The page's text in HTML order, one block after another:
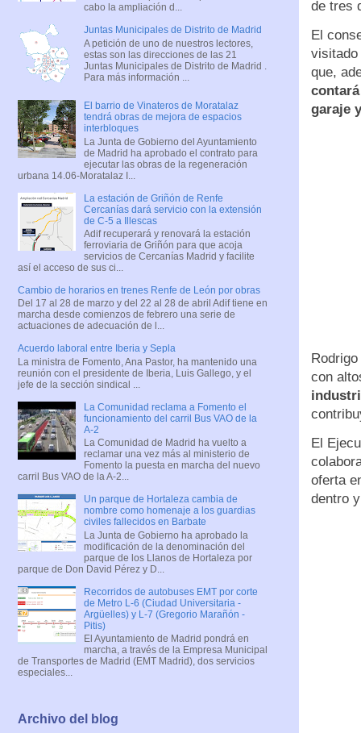
de tres
El
visitado
que,
garaje
con
El
oferta
dentro
cabo la ampliación d...
Juntas Municipales de Distrito de Madrid
A petición de uno de nuestros lectores,
estas son las direcciones de las 21
Juntas Municipales de Distrito de Madrid .
Para más información ...
El barrio de Vinateros de Moratalaz
tendrá obras de mejora de espacios
interbloques
La Junta de Gobierno del Ayuntamiento
de Madrid ha aprobado el contrato para
ejecutar las obras de la regeneración
urbana 14.06-Moratalaz I...
La estación de Griñón de Renfe
Cercanías dará servicio con la extensión
de C-5 a Illescas
Adif recuperará y renovará la estación
ferroviaria de Griñón para que acoja
servicios de Cercanías Madrid y facilite
así el acceso de sus ci...
Cambio de horarios en trenes Renfe de León por obras
Del 17 al 28 de marzo y del 22 al 28 de abril Adif tiene en
marcha desde comienzos de febrero una serie de
actuaciones de adecuación de l...
Acuerdo laboral entre Iberia y Sepla
La ministra de Fomento, Ana Pastor, ha mantenido una
reunión con el presidente de Iberia, Luis Gallego, y el
jefe de la sección sindical ...
La Comunidad reclama a Fomento el
funcionamiento del carril Bus VAO de la
A-2
La Comunidad de Madrid ha vuelto a
reclamar una vez más al ministerio de
Fomento la puesta en marcha del nuevo
carril Bus VAO de la A-2...
Un parque de Hortaleza cambia de
nombre como homenaje a los guardias
civiles fallecidos en Barbate
La Junta de Gobierno ha aprobado la
modificación de la denominación del
parque de los Llanos de Hortaleza por
parque de Don David Pérez y D...
Recorridos de autobuses EMT por corte
de Metro L-6 (Ciudad Universitaria -
Argüelles) y L-7 (Gregorio Marañón -
Pitis)
El Ayuntamiento de Madrid pondrá en
marcha, a través de la Empresa Municipal
de Transportes de Madrid (EMT Madrid), dos servicios
especiales...
Archivo del blog